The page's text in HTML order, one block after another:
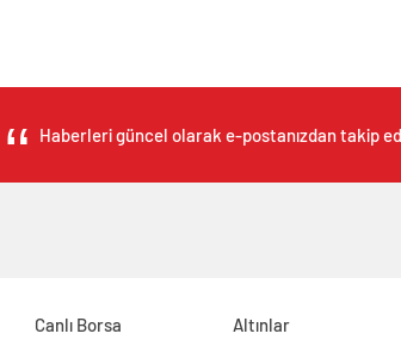
Haberleri güncel olarak e-postanızdan takip
Canlı Borsa
Altınlar